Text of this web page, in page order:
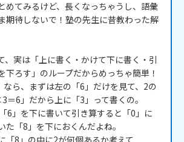
めてみるけど、長くなっちゃうし、語彙
期待しないで！塾の先生に昔教わった解
、実は「上に書く・かけて下に書く・引
下ろす」のループだからめっちゃ簡単！
ら、まずは左の「6」だけを見て、2の
6」だから上に「3」って書くの。
6」を下に書いて引き算すると「0」に
た「8」を下におくんだよね。